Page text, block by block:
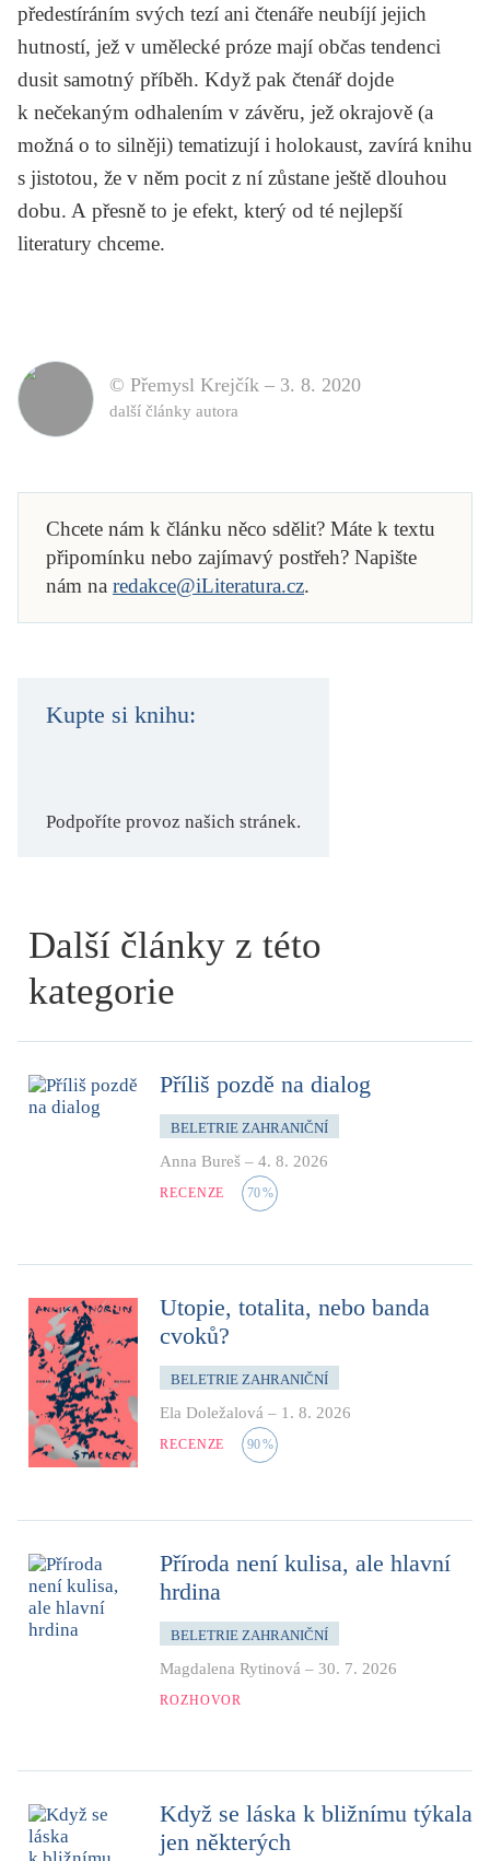
předestíráním svých tezí ani čtenáře neubíjí jejich
hutností, jež v umělecké próze mají občas tendenci
dusit samotný příběh. Když pak čtenář dojde
k nečekaným odhalením v závěru, jež okrajově (a
možná o to silněji) tematizují i holokaust, zavírá knihu
s jistotou, že v něm pocit z ní zůstane ještě dlouhou
dobu. A přesně to je efekt, který od té nejlepší
literatury chceme.
© Přemysl Krejčík – 3. 8. 2020
další články autora
Chcete nám k článku něco sdělit? Máte k textu
připomínku nebo zajímavý postřeh? Napište
nám na redakce@iLiteratura.cz.
Kupte si knihu:
Podpoříte provoz našich stránek.
Další články z této
kategorie
Příliš pozdě na dialog
BELETRIE ZAHRANIČNÍ
Anna Bureš – 4. 8. 2026
RECENZE 70%
Utopie, totalita, nebo banda
cvoků?
BELETRIE ZAHRANIČNÍ
Ela Doležalová – 1. 8. 2026
RECENZE 90%
Příroda není kulisa, ale hlavní
hrdina
BELETRIE ZAHRANIČNÍ
Magdalena Rytinová – 30. 7. 2026
ROZHOVOR
Když se láska k bližnímu týkala
jen některých